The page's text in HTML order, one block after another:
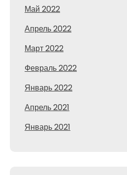
Май 2022
Апрель 2022
Март 2022
Февраль 2022
Январь 2022
Апрель 2021
Январь 2021